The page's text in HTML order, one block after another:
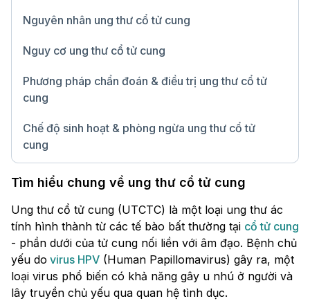
Nguyên nhân ung thư cổ tử cung
Nguy cơ ung thư cổ tử cung
Phương pháp chẩn đoán & điều trị ung thư cổ tử
cung
Chế độ sinh hoạt & phòng ngừa ung thư cổ tử
cung
Tìm hiểu chung về ung thư cổ tử cung
Ung thư cổ tử cung (UTCTC) là một loại ung thư ác
tính hình thành từ các tế bào bất thường tại cổ tử cung
- phần dưới của tử cung nối liền với âm đạo. Bệnh chủ
yếu do virus HPV (Human Papillomavirus) gây ra, một
loại virus phổ biến có khả năng gây u nhú ở người và
lây truyền chủ yếu qua quan hệ tình dục.